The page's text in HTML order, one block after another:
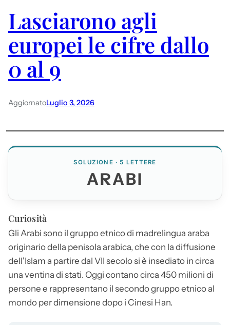
Lasciarono agli
europei le cifre dallo
0 al 9
AggiornatoLuglio 3, 2026
SOLUZIONE · 5 LETTERE
ARABI
Curiosità
Gli Arabi sono il gruppo etnico di madrelingua araba
originario della penisola arabica, che con la diffusione
dell'Islam a partire dal VII secolo si è insediato in circa
una ventina di stati. Oggi contano circa 450 milioni di
persone e rappresentano il secondo gruppo etnico al
mondo per dimensione dopo i Cinesi Han.